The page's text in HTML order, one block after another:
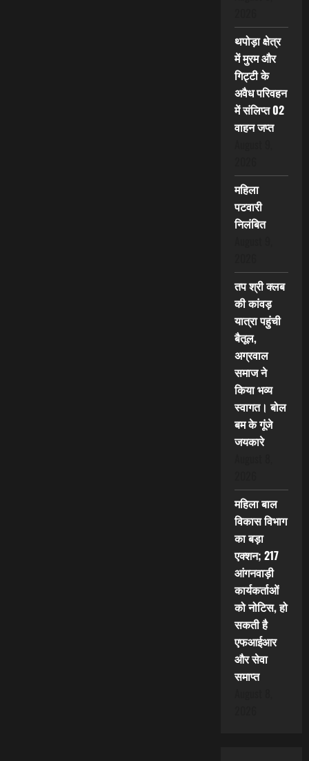
थपोड़ा क्षेत्र
में मुरम और
गिट्टी के
अवैध परिवहन
में संलिप्त 02
वाहन जप्त
महिला
पटवारी
निलंबित
तप श्री क्लब
की कांवड़
यात्रा पहुंची
बैतूल,
अग्रवाल
समाज ने
किया भव्य
स्वागत। बोल
बम के गूंजे
जयकारे
महिला बाल
विकास विभाग
का बड़ा
एक्शन; 217
आंगनवाड़ी
कार्यकर्ताओं
को नोटिस, हो
सकती है
एफआईआर
और सेवा
समाप्त